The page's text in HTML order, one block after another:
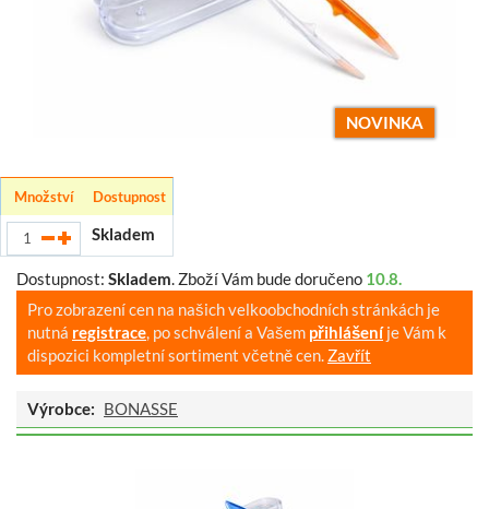
NOVINKA
Množství Dostupnost
Skladem
Dostupnost: Skladem. Zboží Vám bude doručeno 10.8.
Pro zobrazení cen na našich velkoobchodních stránkách je
nutná registrace, po schválení a Vašem přihlášeníje Vám k
dispozici kompletní sortiment včetně cen. Zavřít
Výrobce: BONASSE